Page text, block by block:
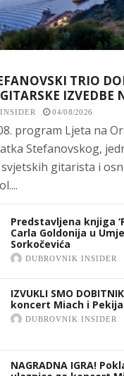
TRIO
IZVEDBE
04/08/2026
program Ljeta na
Stefanovskog,
gitarista i
Predstavljena knjiga
Carla Goldonija u
Sorkočevića
DUBROVNIK INSIDER
IZVUKLI SMO
koncert Miach i
DUBROVNIK INSIDER
NAGRADNA IGRA!